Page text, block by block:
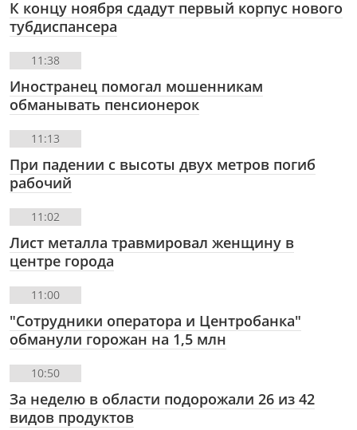
К концу ноября сдадут первый корпус нового
тубдиспансера
11:38
Иностранец помогал мошенникам
обманывать пенсионерок
11:13
При падении с высоты двух метров погиб
рабочий
11:02
Лист металла травмировал женщину в
центре города
11:00
"Сотрудники оператора и Центробанка"
обманули горожан на 1,5 млн
10:50
За неделю в области подорожали 26 из 42
видов продуктов